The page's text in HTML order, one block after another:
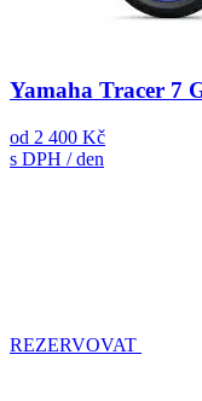
Yamaha Tracer 7
od 2 400 Kč
s DPH / den
REZERVOVAT